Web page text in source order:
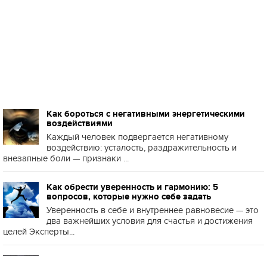
Как бороться с негативными энергетическими
воздействиями
Каждый человек подвергается негативному
воздействию: усталость, раздражительность и
внезапные боли — признаки ...
Как обрести уверенность и гармонию: 5
вопросов, которые нужно себе задать
Уверенность в себе и внутреннее равновесие — это
два важнейших условия для счастья и достижения
целей Эксперты...